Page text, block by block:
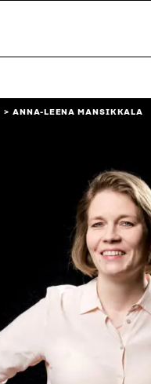
ANNA-LEENA MANSIKKALA